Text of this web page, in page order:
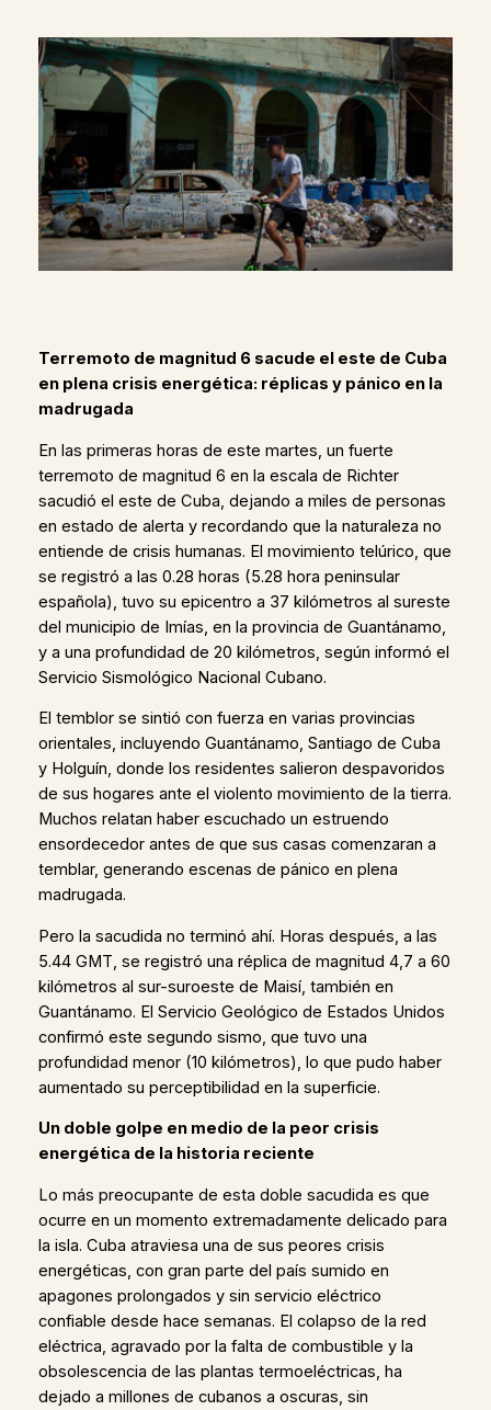
Terremoto de magnitud 6 sacude el este de Cuba
en plena crisis energética: réplicas y pánico en la
madrugada
En las primeras horas de este martes, un fuerte
terremoto de magnitud 6 en la escala de Richter
sacudió el este de Cuba, dejando a miles de personas
en estado de alerta y recordando que la naturaleza no
entiende de crisis humanas. El movimiento telúrico, que
se registró a las 0.28 horas (5.28 hora peninsular
española), tuvo su epicentro a 37 kilómetros al sureste
del municipio de Imías, en la provincia de Guantánamo,
y a una profundidad de 20 kilómetros, según informó el
Servicio Sismológico Nacional Cubano.
El temblor se sintió con fuerza en varias provincias
orientales, incluyendo Guantánamo, Santiago de Cuba
y Holguín, donde los residentes salieron despavoridos
de sus hogares ante el violento movimiento de la tierra.
Muchos relatan haber escuchado un estruendo
ensordecedor antes de que sus casas comenzaran a
temblar, generando escenas de pánico en plena
madrugada.
Pero la sacudida no terminó ahí. Horas después, a las
5.44 GMT, se registró una réplica de magnitud 4,7 a 60
kilómetros al sur-suroeste de Maisí, también en
Guantánamo. El Servicio Geológico de Estados Unidos
confirmó este segundo sismo, que tuvo una
profundidad menor (10 kilómetros), lo que pudo haber
aumentado su perceptibilidad en la superficie.
Un doble golpe en medio de la peor crisis
energética de la historia reciente
Lo más preocupante de esta doble sacudida es que
ocurre en un momento extremadamente delicado para
la isla. Cuba atraviesa una de sus peores crisis
energéticas, con gran parte del país sumido en
apagones prolongados y sin servicio eléctrico
confiable desde hace semanas. El colapso de la red
eléctrica, agravado por la falta de combustible y la
obsolescencia de las plantas termoeléctricas, ha
dejado a millones de cubanos a oscuras, sin